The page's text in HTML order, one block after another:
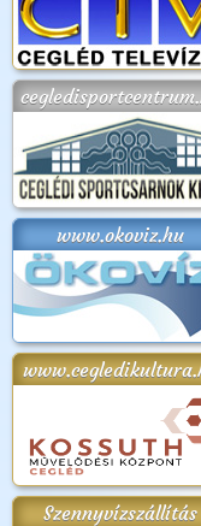
www.okoviz.hu
Szennyvízszállítás
2018.
Kossuth Toborzó
Ünnepély